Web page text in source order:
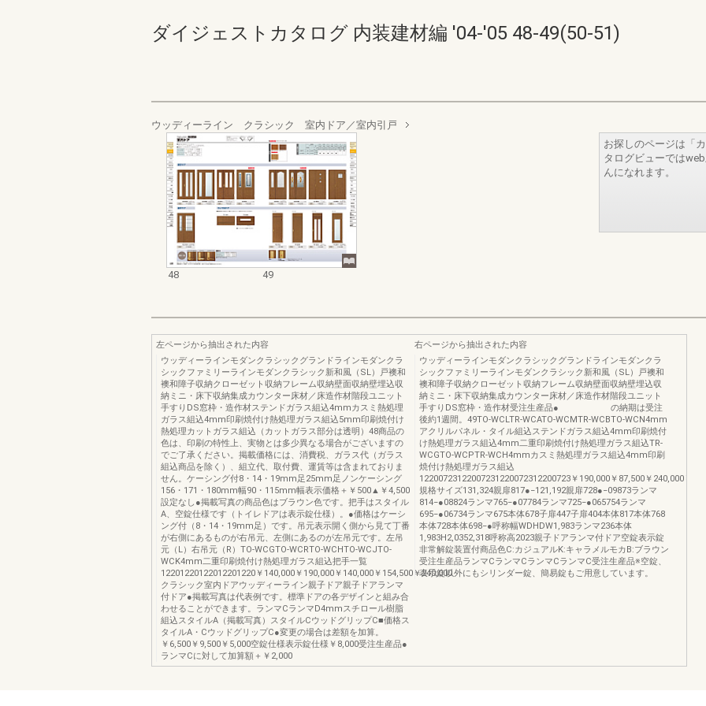
ダイジェストカタログ 内装建材編 '04-'05 48-49(50-51)
ウッディーライン クラシック 室内ドア／室内引戸
48 49
お探しのページは「
タログビューでは
んになれます。
左ページから抽出された内容
ウッディーラインモダンクラシックグランドラインモダンクラ
シックファミリーラインモダンクラシック新和風（SL）戸襖和
襖和障子収納クローゼット収納フレーム収納壁面収納壁埋込収
納ミニ・床下収納集成カウンター床材／床造作材階段ユニット
手すりDS窓枠・造作材ステンドガラス組込4mmカスミ熱処理
ガラス組込4mm印刷焼付け熱処理ガラス組込5mm印刷焼付け
熱処理カットガラス組込（カットガラス部分は透明）48商品の
色は、印刷の特性上、実物とは多少異なる場合がございますの
でご了承ください。掲載価格には、消費税、ガラス代（ガラス
組込商品を除く）、組立代、取付費、運賃等は含まれておりま
せん。ケーシング付8・14・19mm足25mm足ノンケーシング
156・171・180mm幅90・115mm幅表示価格＋￥500▲￥4,500
設定なし●掲載写真の商品色はブラウン色です。把手はスタイル
A、空錠仕様です（トイレドアは表示錠仕様）。●価格はケーシ
ング付（8・14・19mm足）です。吊元表示開く側から見て丁番
が右側にあるものが右吊元、左側にあるのが左吊元です。左吊
元（L）右吊元（R）TO-WCGTO-WCRTO-WCHTO-WCJTO-
WCK4mm二重印刷焼付け熱処理ガラス組込把手一覧
12201220122012201220￥140,000￥190,000￥140,000￥154,500￥240,000
クラシック室内ドアウッディーライン親子ドア親子ドアランマ
付ドア●掲載写真は代表例です。標準ドアの各デザインと組み合
わせることができます。ランマCランマD4mmスチロール樹脂
組込スタイルA（掲載写真）スタイルCウッドグリップC■価格ス
タイルA・CウッドグリップC●変更の場合は差額を加算。
￥6,500￥9,500￥5,000空錠仕様表示錠仕様￥8,000受注生産品●
ランマCに対して加算額＋￥2,000
右ページから抽出された内容
ウッディーラインモダンクラシックグランドラインモダンクラ
シックファミリーラインモダンクラシック新和風（SL）戸襖和
襖和障子収納クローゼット収納フレーム収納壁面収納壁埋込収
納ミニ・床下収納集成カウンター床材／床造作材階段ユニット
手すりDS窓枠・造作材受注生産品● の納期は受注
後約1週間。49TO-WCLTR-WCATO-WCMTR-WCBTO-WCN4mm
アクリルパネル・タイル組込ステンドガラス組込4mm印刷焼付
け熱処理ガラス組込4mm二重印刷焼付け熱処理ガラス組込TR-
WCGTO-WCPTR-WCH4mmカスミ熱処理ガラス組込4mm印刷
焼付け熱処理ガラス組込
12200723122007231220072312200723￥190,000￥87,500￥240,000￥
規格サイズ131,324親扉817●−121,192親扉728●−09873ランマ
814−●08824ランマ765−●07784ランマ725−●065754ランマ
695−●06734ランマ675本体678子扉447子扉404本体817本体768
本体728本体698−●呼称幅WDHDW1,983ランマ236本体
1,983H2,0352,318呼称高2023親子ドアランマ付ドア空錠表示錠
非常解錠装置付商品色C:カジュアルK:キャラメルモカB:ブラウン
受注生産品ランマCランマCランマCランマC受注生産品※空錠、
表示錠以外にもシリンダー錠、簡易錠もご用意しています。